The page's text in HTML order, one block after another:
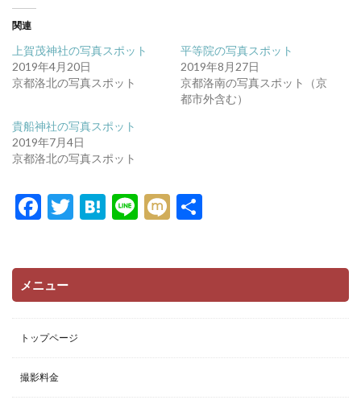
i
t
t
e
r
(
新
し
い
ウ
ド
で
)
で
共
有
す
る
リ
ッ
ク
し
て
さ
い
(
ィ
ウ
で
す
関連
上賀茂神社の写真スポット
2019年4月20日
京都洛北の写真スポット
平等院の写真スポット
2019年8月27日
京都洛南の写真スポット（京
都市外含む）
貴船神社の写真スポット
2019年7月4日
京都洛北の写真スポット
F
b
o
o
k
T
H
a
Li M
メニュー
トップページ
撮影料金